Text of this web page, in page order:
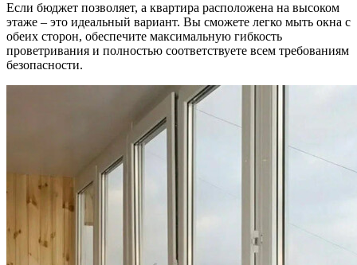
Если бюджет позволяет, а квартира расположена на высоком
этаже – это идеальный вариант. Вы сможете легко мыть окна с
обеих сторон, обеспечите максимальную гибкость
проветривания и полностью соответствуете всем требованиям
безопасности.